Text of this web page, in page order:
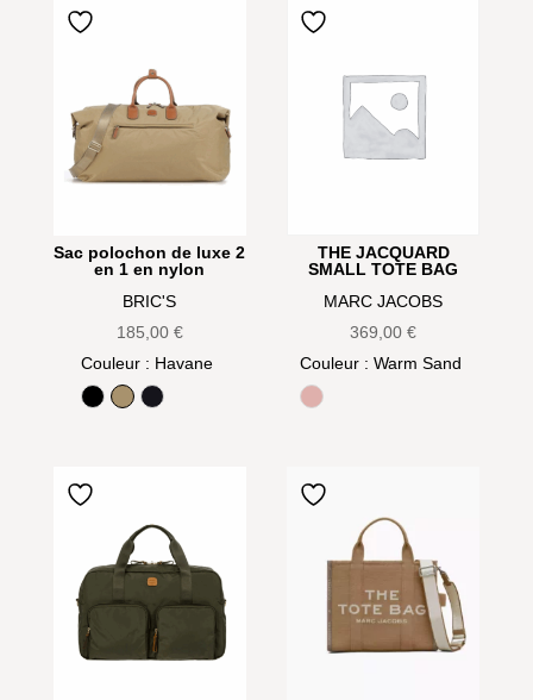
Sac polochon de luxe 2
en 1 en nylon
BRIC'S
185,00 €
Couleur: Havane
BlackHavaneOcean Blue
THE JACQUARD
SMALL TOTE BAG
MARC JACOBS
369,00€
Couleur: Warm Sand
Rose